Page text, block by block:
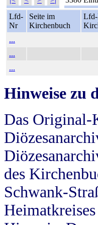
Lfd-
Nr
Seite im
Kirchenbuch
...
...
...
Hinweise zu
Das Original-
des
Schwank-